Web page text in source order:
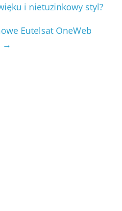
i nietuzinkowy styl?
Eutelsat OneWeb
→